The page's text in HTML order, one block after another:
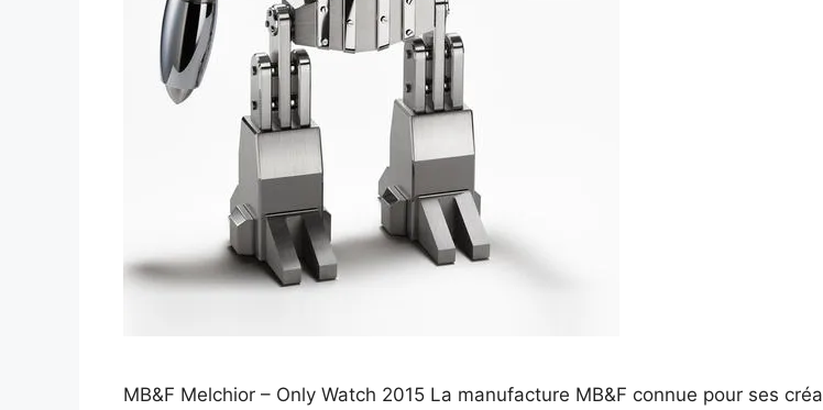
MB&F Melchior – Only Watch 2015 La manufacture MB&F connue pour ses